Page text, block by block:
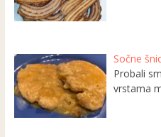
Sočne
Probali
vrstama